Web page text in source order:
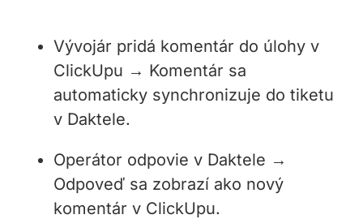
Vývojár pridá komentár do úlohy v
ClickUpu → Komentár sa
automaticky synchronizuje do tiketu
v Daktele.
Operátor odpovie v Daktele →
Odpoveď sa zobrazí ako nový
komentár v ClickUpu.